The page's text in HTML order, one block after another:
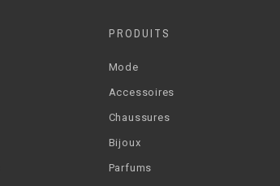
PRODUITS
Mode
Accessoires
Chaussures
Bijoux
Parfums